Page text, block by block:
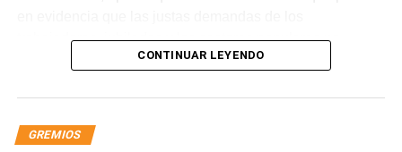
trabajadores, jubilados y los sectores populares no
encuentran respuestas, y que el gobierno es el exclusivo
mayoría de la sociedad».
«Lo demuestran las encuestas, a Milei se le están
CONTINUAR LEYENDO
GREMIOS